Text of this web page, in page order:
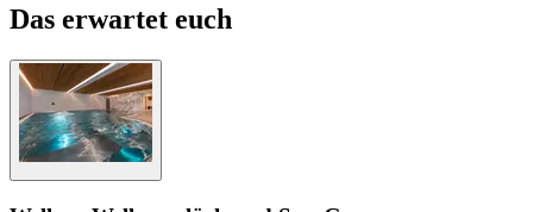
Das erwartet euch